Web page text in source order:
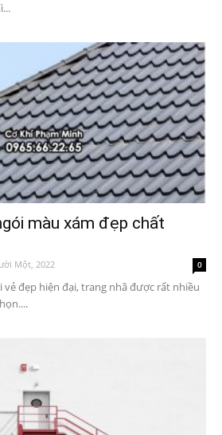
màu xám đẹp chất
Một, 2022 0
vẻ đẹp hiện đại, trang nhã được rất nhiều